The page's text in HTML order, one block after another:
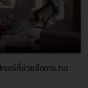
อร์ที่ช่วยจัดการงาน